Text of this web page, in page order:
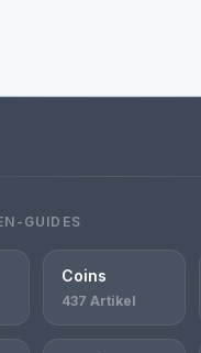
GUIDES
Coins
437 Artikel